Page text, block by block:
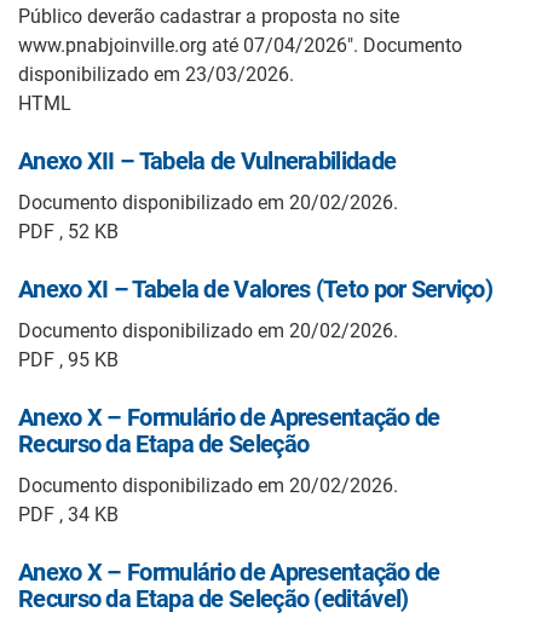
Público deverão cadastrar a proposta no site
www.pnabjoinville.org até 07/04/2026". Documento
disponibilizado em 23/03/2026.
HTML
Anexo XII – Tabela de Vulnerabilidade
Documento disponibilizado em 20/02/2026.
PDF , 52 KB
Anexo XI – Tabela de Valores (Teto por Serviço)
Documento disponibilizado em 20/02/2026.
PDF , 95 KB
Anexo X – Formulário de Apresentação de
Recurso da Etapa de Seleção
Documento disponibilizado em 20/02/2026.
PDF , 34 KB
Anexo X – Formulário de Apresentação de
Recurso da Etapa de Seleção (editável)